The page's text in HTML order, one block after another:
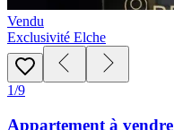
Vendu
Exclusivité Elche
1/9
Appartement à vendre